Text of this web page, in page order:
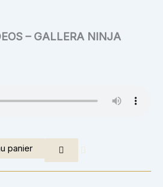
– GALLERA NINJA
panier